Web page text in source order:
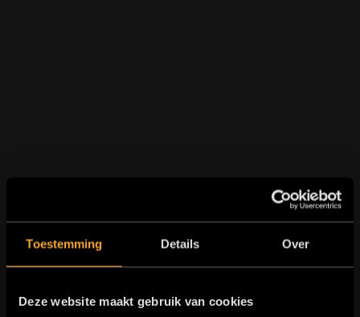
Toestemming Details Over
Deze website maakt gebruik van cookies